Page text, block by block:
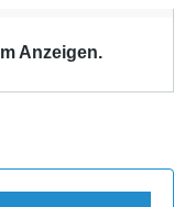
Anzeigen.